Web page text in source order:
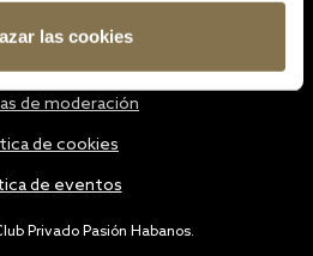
las cookies
Privado Pasión Habanos.
de moderación
de cookies
de eventos